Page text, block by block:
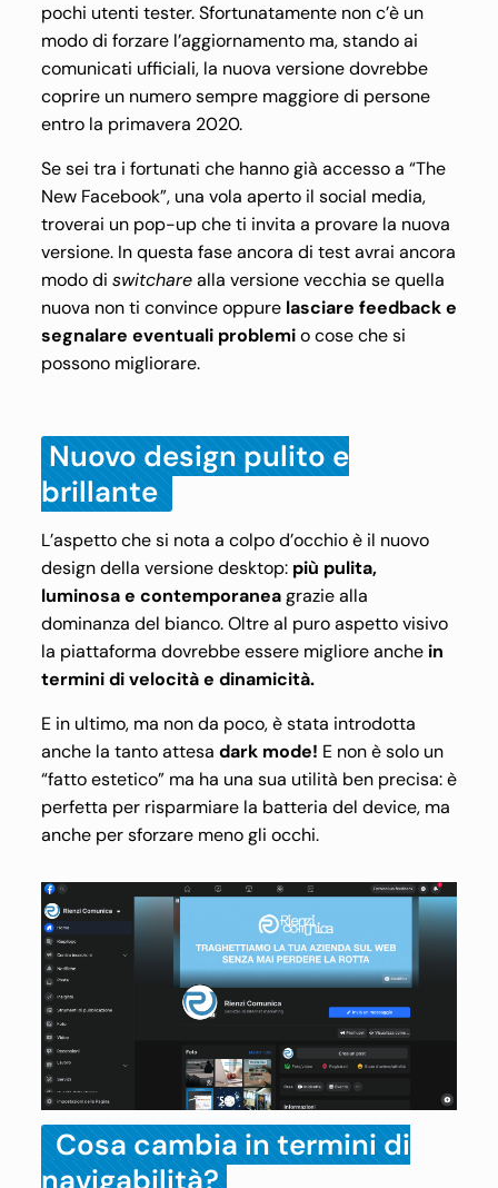
pochi utenti tester. Sfortunatamente non c’è un
modo di forzare l’aggiornamento ma, stando ai
comunicati ufficiali, la nuova versione dovrebbe
coprire un numero sempre maggiore di persone
entro la primavera 2020.
Se sei tra i fortunati che hanno già accesso a “The
New Facebook”, una vola aperto il social media,
troverai un pop-up che ti invita a provare la nuova
versione. In questa fase ancora di test avrai ancora
modo di switcharealla versione vecchia se quella
nuova non ti convince oppure lasciare feedback e
segnalare eventuali problemio cose che si
possono migliorare.
Nuovo design pulito e
brillante
L’aspetto che si nota a colpo d’occhio è il nuovo
design della versione desktop: più pulita,
luminosa e contemporaneagrazie alla
dominanza del bianco. Oltre al puro aspetto visivo
la piattaforma dovrebbe essere migliore anche in
termini di velocità e dinamicità.
E in ultimo, ma non da poco, è stata introdotta
anche la tanto attesa dark mode! E non è solo un
“fatto estetico” ma ha una sua utilità ben precisa: è
perfetta per risparmiare la batteria del device, ma
anche per sforzare meno gli occhi.
Cosa cambia in termini di